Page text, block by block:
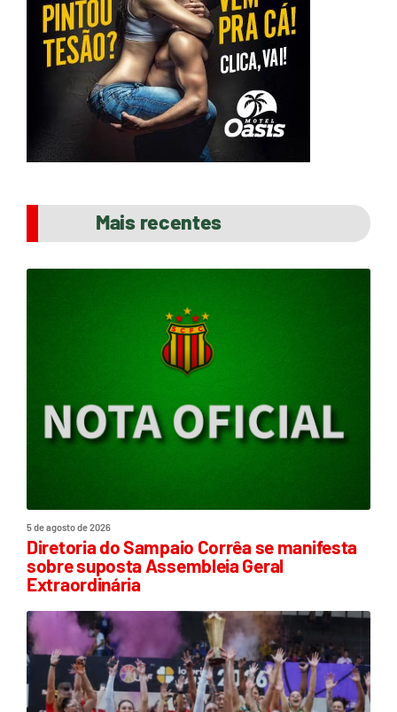
Mais recentes
5 de agosto de 2026
Diretoria do Sampaio Corrêa se manifesta
sobre suposta Assembleia Geral
Extraordinária